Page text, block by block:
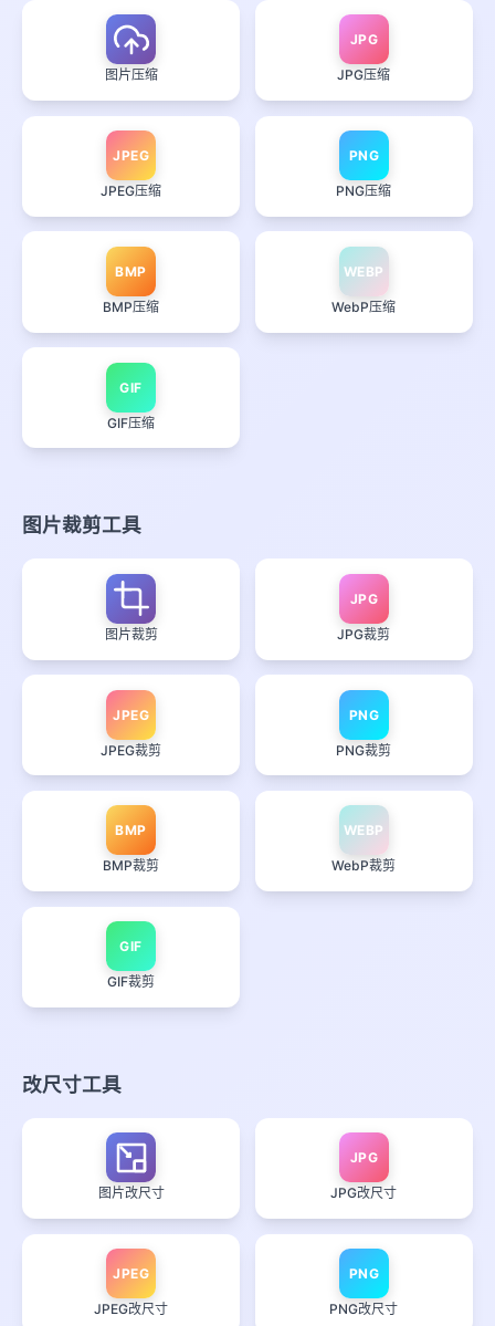
图片压缩
JPG
JPG压缩
JPEG
JPEG压缩
PNG
PNG压缩
BMP
BMP压缩
WEBP
WebP压缩
GIF
GIF压缩
图片裁剪工具
图片裁剪
JPG
JPG裁剪
JPEG
JPEG裁剪
PNG
PNG裁剪
BMP
BMP裁剪
WEBP
WebP裁剪
GIF
GIF裁剪
改尺寸工具
图片改尺寸
JPG
JPG改尺寸
JPEG
JPEG改尺寸
PNG
PNG改尺寸